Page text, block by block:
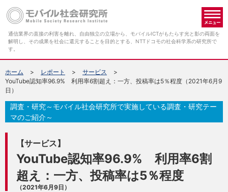
通信業界の直接の利害を離れ、自由独立の立場から、モバイルICTがもたらす光と影の両面を
解明し、その成果を社会に還元することを目的とする、NTTドコモの社会科学系の研究所で
す。
ホーム レポート
サービス
YouTube認知率96.9% 利用率6割超え：一方、投稿率は5％程度（2021年6月9
日）
【サービス】
YouTube認知率96.9% 利用率6割
超え：一方、投稿率は5％程度
（2021年6月9日）
調査・研究～モバイル社会研究所で実施している調査・研究テー
マのご紹介～